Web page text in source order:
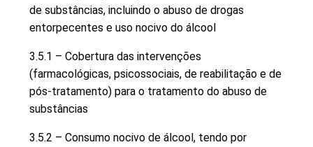
de substâncias, incluindo o abuso de drogas
entorpecentes e uso nocivo do álcool
3.5.1 – Cobertura das intervenções
(farmacológicas, psicossociais, de reabilitação e de
pós-tratamento) para o tratamento do abuso de
substâncias
3.5.2 – Consumo nocivo de álcool, tendo por